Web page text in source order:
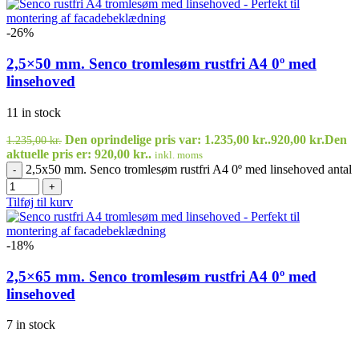
-26%
2,5×50 mm. Senco tromlesøm rustfri A4 0º med
linsehoved
11 in stock
1.235,00kr. Den oprindelige pris var: 1.235,00 kr..920,00 kr.Den
aktuelle pris er: 920,00 kr.. inkl. moms
-
2,5x50 mm. Senco tromlesøm rustfri A4 0º med linsehoved antal
+
Tilføj til kurv
-18%
2,5×65 mm. Senco tromlesøm rustfri A4 0º med
linsehoved
7 in stock